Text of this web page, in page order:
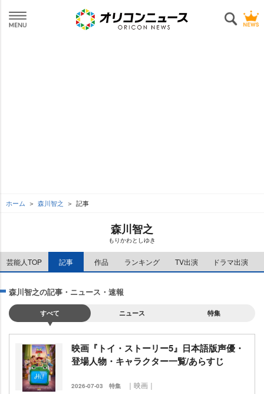
ホーム 森川智之 記事
森川智之
もりかわとしゆき
芸能人TOP 記事 作品 ランキング TV出演 ドラマ出演
森川智之の記事・ニュース・速報
すべて ニュース 特集
映画『トイ・ストーリー5』日本語版声優・
登場人物・キャラクター一覧/あらすじ
2026-07-03 特集 ｜映画｜